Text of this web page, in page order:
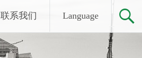
联系我们 Language